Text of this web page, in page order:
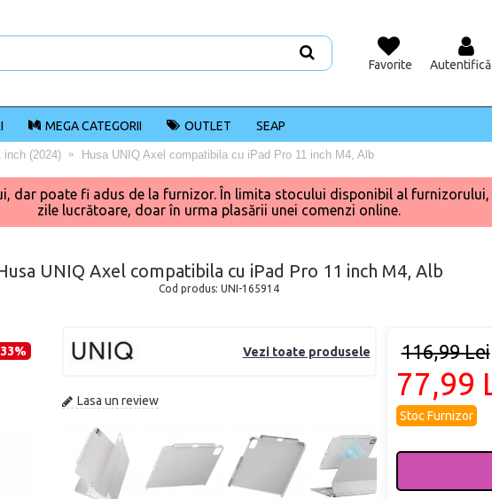
Favorite
MEGA CATEGORII OUTLET SEAP
inch (2024) Husa UNIQ Axel compatibila cu iPad Pro 11 inch M4, Alb
dar poate fi adus de la furnizor. În limita stocului disponibil al
zile lucrătoare, doar în urma plasării unei comenzi online.
UNIQ Axel compatibila cu iPad Pro 11 inch M4, Alb
Cod produs: UNI-165914
Vezi toate produsele
Lasa un review
116,99 Lei
77,99
Stoc Furnizor